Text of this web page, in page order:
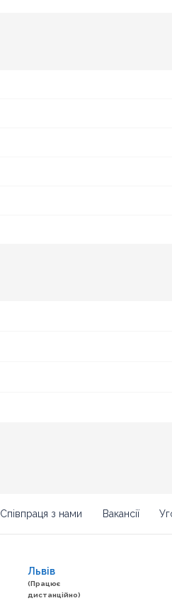
Співпраця з нами Вакансії
Львів
(Працює
дистанційно)